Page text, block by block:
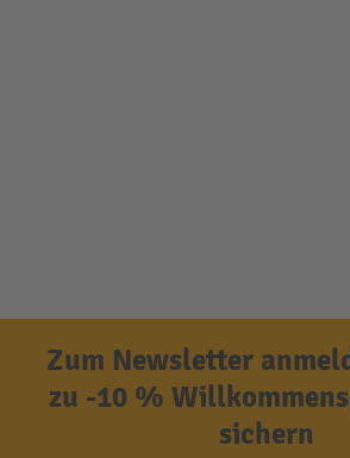
Zum Newsletter
zu -10 %
sichern